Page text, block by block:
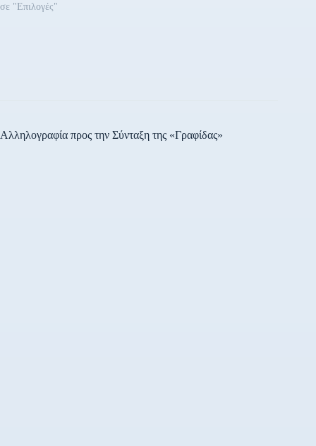
σε "Επιλογές"
Αλληλογραφία προς την Σύνταξη της «Γραφίδας»